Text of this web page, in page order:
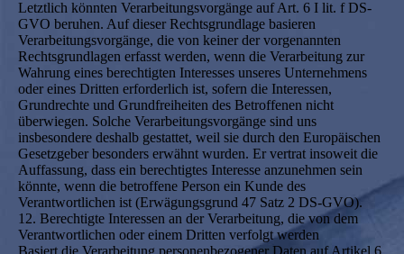
Letztlich könnten Verarbeitungsvorgänge auf Art. 6 I lit. f DS-
GVO beruhen. Auf dieser Rechtsgrundlage basieren
Verarbeitungsvorgänge, die von keiner der vorgenannten
Rechtsgrundlagen erfasst werden, wenn die Verarbeitung zur
Wahrung eines berechtigten Interesses unseres Unternehmens
oder eines Dritten erforderlich ist, sofern die Interessen,
Grundrechte und Grundfreiheiten des Betroffenen nicht
überwiegen. Solche Verarbeitungsvorgänge sind uns
insbesondere deshalb gestattet, weil sie durch den Europäischen
Gesetzgeber besonders erwähnt wurden. Er vertrat insoweit die
Auffassung, dass ein berechtigtes Interesse anzunehmen sein
könnte, wenn die betroffene Person ein Kunde des
Verantwortlichen ist (Erwägungsgrund 47 Satz 2 DS-GVO).
12. Berechtigte Interessen an der Verarbeitung, die von dem
Verantwortlichen oder einem Dritten verfolgt werden
Basiert die Verarbeitung personenbezogener Daten auf Artikel 6